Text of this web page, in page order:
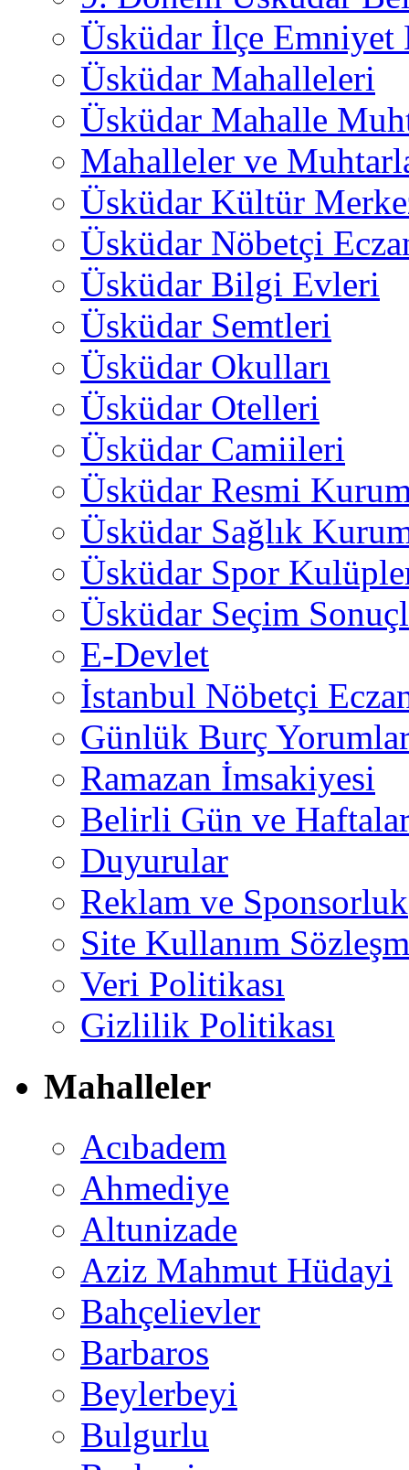
Üsküdar İlçe
Üsküdar Mahalleleri
Üsküdar Mahalle
Mahalleler ve
Üsküdar Kültür
Üsküdar Nöbetçi
Üsküdar Bilgi Evleri
Üsküdar Semtleri
Üsküdar Okulları
Üsküdar Otelleri
Üsküdar Camiileri
Üsküdar Resmi
Üsküdar Sağlık
Üsküdar Spor
Üsküdar Seçim
E-Devlet
İstanbul Nöbetçi
Günlük Burç
Ramazan İmsakiyesi
Belirli Gün ve
Duyurular
Reklam ve Sponsorluk
Site Kullanım
Veri Politikası
Gizlilik Politikası
Mahalleler
Acıbadem
Ahmediye
Altunizade
Aziz Mahmut Hüdayi
Bahçelievler
Barbaros
Beylerbeyi
Bulgurlu